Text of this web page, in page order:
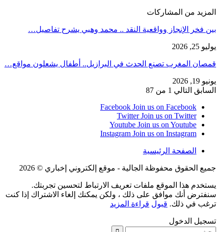
المزيد من المشاركات
بين فخر الإنجاز وواقعية النقد .. محمد وهبي يشرح تفاصيل…
يوليو 25, 2026
قمصان المغرب تصنع الحدث في البرازيل.. أطفال يشعلون مواقع…
يونيو 19, 2026
السابق التالي 1 من 87
Facebook Join us on Facebook
Twitter Join us on Twitter
Youtube Join us on Youtube
Instagram Join us on Instagram
الصفحة الرئيسية
جميع الحقوق محفوظة الجالية - موقع إلكتروني إخباري © 2026
يستخدم هذا الموقع ملفات تعريف الارتباط لتحسين تجربتك.
سنفترض أنك موافق على ذلك ، ولكن يمكنك إلغاء الاشتراك إذا كنت
ترغب في ذلك. قبول قراءة المزيد
تسجيل الدخول